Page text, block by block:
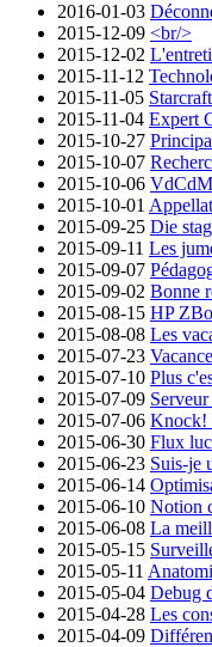
2016-01-03
2015-12-09 <br/>
2015-12-02
2015-11-12
2015-11-05
2015-11-04 Expert
2015-10-27
2015-10-07
2015-10-06 VdCdM
2015-10-01
2015-09-25 Die
2015-09-11 Les
2015-09-07
2015-09-02 Bonne
2015-08-15 HP
2015-08-08 Les
2015-07-23
2015-07-10 Plus
2015-07-09 Serveur
2015-07-06 Knock!
2015-06-30 Flux
2015-06-23 Suis-je
2015-06-14
2015-06-10 Notion
2015-06-08 La
2015-05-15
2015-05-11
2015-05-04 Debug
2015-04-28 Les
2015-04-09